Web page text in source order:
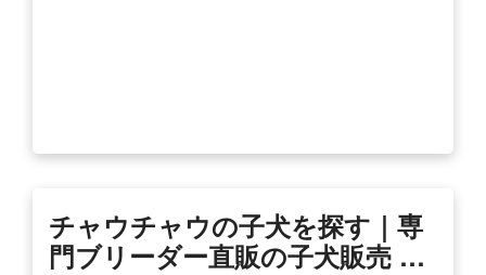
チャウチャウの子犬を探す｜専
門ブリーダー直販の子犬販売 …